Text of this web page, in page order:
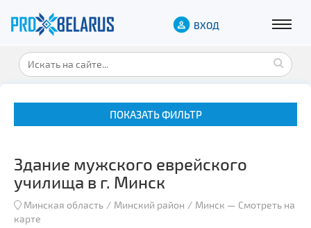
ВХОД
ПОКАЗАТЬ ФИЛЬТР
Здание мужского еврейского
училища в г. Минск
Минская область Минский район Минск — Смотреть на
карте